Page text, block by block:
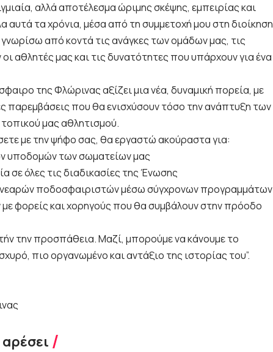
αλλά αποτέλεσμα ώριμης σκέψης, εμπειρίας και
αυτά τα χρόνια, μέσα από τη συμμετοχή μου στη διοίκηση
από κοντά τις ανάγκες των ομάδων μας, τις
αθλητές μας και τις δυνατότητες που υπάρχουν για ένα
της Φλώρινας αξίζει μια νέα, δυναμική πορεία, με
παρεμβάσεις που θα ενισχύσουν τόσο την ανάπτυξη των
μας αθλητισμού.
με την ψήφο σας, θα εργαστώ ακούραστα για:
υποδομών των σωματείων μας
σε όλες τις διαδικασίες της Ένωσης
νεαρών ποδοσφαιριστών μέσω σύγχρονων προγραμμάτων
φορείς και χορηγούς που θα συμβάλουν στην πρόοδο
την προσπάθεια. Μαζί, μπορούμε να κάνουμε το
πιο οργανωμένο και αντάξιο της ιστορίας του”.